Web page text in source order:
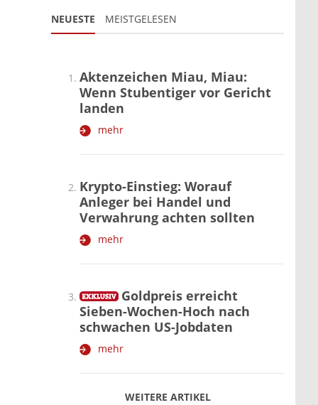
NEUESTE MEISTGELESEN
WEITERE ARTIKEL
zurückweiter
Aktenzeichen Miau, Miau:
Wenn Stubentiger vor Gericht
landen
mehr
Krypto-Einstieg: Worauf
Anleger bei Handel und
Verwahrung achten sollten
mehr
Goldpreis erreicht
Sieben-Wochen-Hoch nach
schwachen US-Jobdaten
mehr